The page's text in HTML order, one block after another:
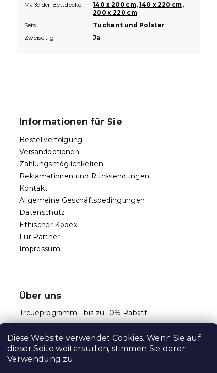
Diese Website verwendet Cookies. Wenn Sie auf
dieser Seite weitersurfen, stimmen Sie deren
Verwendung zu.
Maße der Bettdecke
140 x 200 cm, 140 x 220 cm,
200 x 220 cm
Sets
Tuchent und Polster
Zweiseitig
Ja
Informationen für Sie
Bestellverfolgung
Versandoptionen
Zahlungsmöglichkeiten
Reklamationen und Rücksendungen
Kontakt
Allgemeine Geschäftsbedingungen
Datenschutz
Ethischer Kodex
Für Partner
Impressum
Über uns
Treueprogramm - bis zu 10% Rabatt